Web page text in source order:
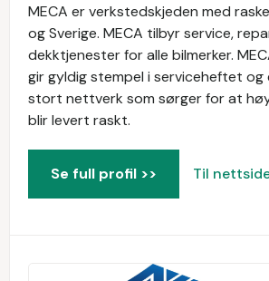
MECA er verkstedskjeden med
og Sverige. MECA tilbyr service,
dekktjenester for alle bilmerker.
gir gyldig stempel i serviceheftet
stort nettverk som sørger for at
blir levert raskt.
Se full profil >> Til